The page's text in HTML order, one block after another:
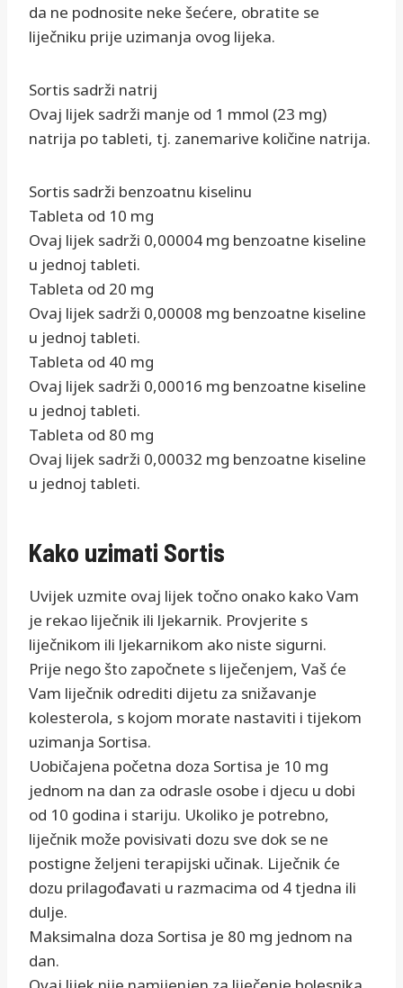
da ne podnosite neke šećere, obratite se
liječniku prije uzimanja ovog lijeka.
Sortis sadrži natrij
Ovaj lijek sadrži manje od 1 mmol (23 mg)
natrija po tableti, tj. zanemarive količine natrija.
Sortis sadrži benzoatnu kiselinu
Tableta od 10 mg
Ovaj lijek sadrži 0,00004 mg benzoatne kiseline
u jednoj tableti.
Tableta od 20 mg
Ovaj lijek sadrži 0,00008 mg benzoatne kiseline
u jednoj tableti.
Tableta od 40 mg
Ovaj lijek sadrži 0,00016 mg benzoatne kiseline
u jednoj tableti.
Tableta od 80 mg
Ovaj lijek sadrži 0,00032 mg benzoatne kiseline
u jednoj tableti.
Kako uzimati Sortis
Uvijek uzmite ovaj lijek točno onako kako Vam
je rekao liječnik ili ljekarnik. Provjerite s
liječnikom ili ljekarnikom ako niste sigurni.
Prije nego što započnete s liječenjem, Vaš će
Vam liječnik odrediti dijetu za snižavanje
kolesterola, s kojom morate nastaviti i tijekom
uzimanja Sortisa.
Uobičajena početna doza Sortisa je 10 mg
jednom na dan za odrasle osobe i djecu u dobi
od 10 godina i stariju. Ukoliko je potrebno,
liječnik može povisivati dozu sve dok se ne
postigne željeni terapijski učinak. Liječnik će
dozu prilagođavati u razmacima od 4 tjedna ili
dulje.
Maksimalna doza Sortisa je 80 mg jednom na
dan.